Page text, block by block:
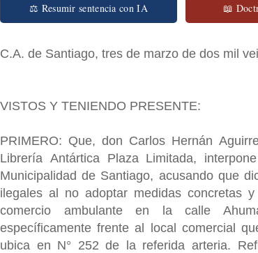
⚖ Resumir sentencia con IA 📖
C.A. de Santiago, tres de marzo de dos mil
VISTOS Y TENIENDO PRESENTE:
PRIMERO: Que, don Carlos Hernán
Librería Antártica Plaza Limitada,
Municipalidad de Santiago, acusando que
ilegales al no adoptar medidas concretas
comercio ambulante en la calle
específicamente frente al local comercial
ubica en N° 252 de la referida arteria.